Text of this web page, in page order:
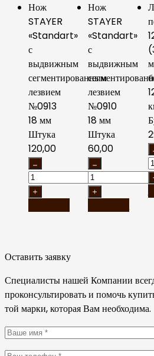
Нож
STAYER
«Standart»
с
выдвижным
сегментированным
лезвием
№0913
18 мм
Штука
120,00
Нож
STAYER
«Standart»
с
выдвижным
лезвием
№0910
18 мм
Штука
60,00
Оставить заявку
Специалисты нашей Компании
проконсультировать и помочь
той марки, которая Вам необходима.